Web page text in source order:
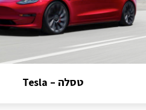
טסלה – Tesla